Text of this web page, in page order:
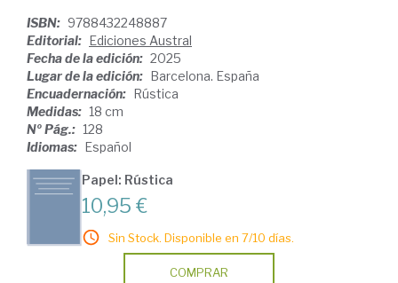
ISBN: 9788432248887
Editorial: Ediciones Austral
Fecha de la edición: 2025
Lugar de la edición: Barcelona. España
Encuadernación: Rústica
Medidas: 18 cm
Nº Pág.: 128
Idiomas: Español
Papel: Rústica
10,95 €
Sin Stock. Disponible en 7/10 días.
COMPRAR